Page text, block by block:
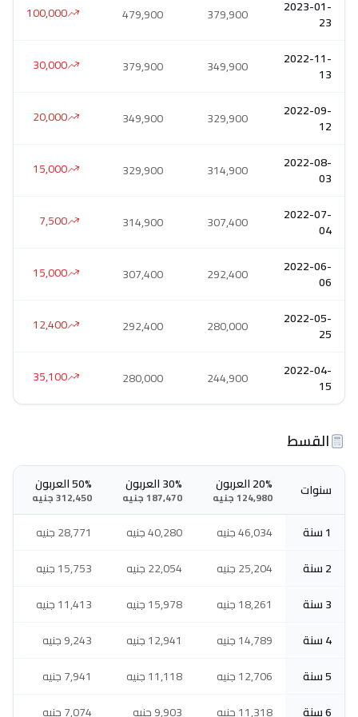
2023-01-
23
379,900
479,900
100,000
2022-11-
13
349,900
379,900
30,000
2022-09-
12
329,900
349,900
20,000
2022-08-
03
314,900
329,900
15,000
2022-07-
04
307,400
314,900
7,500
2022-06-
06
292,400
307,400
15,000
2022-05-
25
280,000
292,400
12,400
2022-04-
15
244,900
280,000
35,100
القسط
سنوات 20% العربون
124,980 جنيه
30% العربون
187,470 جنيه
50% العربون
312,450 جنيه
1 سنة 46,034 جنيه 40,280 جنيه
28,771 جنيه
2 سنة
25,204 جنيه 22,054 جنيه
15,753 جنيه
3 سنة
18,261 جنيه 15,978 جنيه
11,413 جنيه
4 سنة
14,789 جنيه 12,941 جنيه
9,243 جنيه
5 سنة
12,706 جنيه 11,118 جنيه
7,941 جنيه
6 سنة
11,318 جنيه 9,903 جنيه
7,074 جنيه